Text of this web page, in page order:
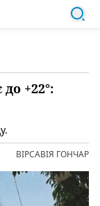
+22°:
ВІРСАВІЯ ГОНЧАР